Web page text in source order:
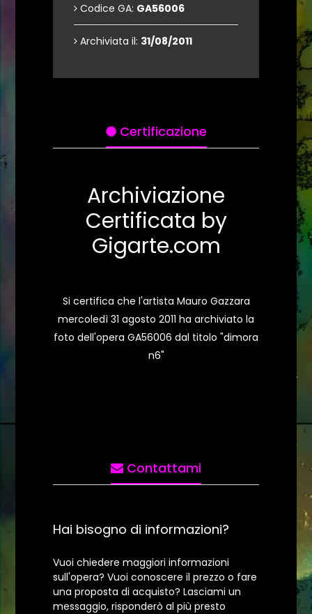
Codice GA: GA56006
Archiviata il: 31/08/2011
Certificazione
Archiviazione
Certificata by
Gigarte.com
Si certifica che l'artista Mauro Gazzara
mercoledì 31 agosto 2011 ha archiviato la
foto dell'opera GA56006 dal titolo "dimora
n6"
Contattami
Hai bisogno di informazioni?
Vuoi chiedere maggiori informazioni
sull'opera? Vuoi conoscere il prezzo o fare
una proposta di acquisto? Lasciami un
messaggio, risponderò al più presto